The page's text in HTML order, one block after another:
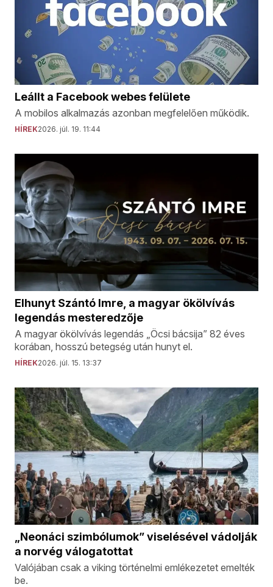
Leállt a Facebook webes felülete
A mobilos alkalmazás azonban megfelelően működik.
HÍREK2026. júl. 19. 11:44
Elhunyt Szántó Imre, a magyar ökölvívás
legendás mesteredzője
A magyar ökölvívás legendás „Öcsi bácsija” 82 éves
korában, hosszú betegség után hunyt el.
HÍREK2026. júl. 15. 13:37
„Neonáci szimbólumok” viselésével vádolják
a norvég válogatottat
Valójában csak a viking történelmi emlékezetet emelték
be.